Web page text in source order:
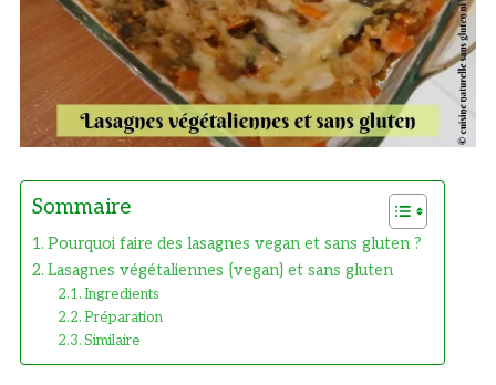
Sommaire
Pourquoi faire des lasagnes vegan et sans gluten ?
Lasagnes végétaliennes {vegan} et sans gluten
Ingredients
Préparation
Similaire